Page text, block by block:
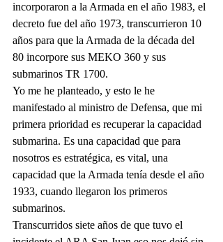
incorporaron a la Armada en el año 1983, el
decreto fue del año 1973, transcurrieron 10
años para que la Armada de la década del
80 incorpore sus MEKO 360 y sus
submarinos TR 1700.
Yo me he planteado, y esto le he
manifestado al ministro de Defensa, que mi
primera prioridad es recuperar la capacidad
submarina. Es una capacidad que para
nosotros es estratégica, es vital, una
capacidad que la Armada tenía desde el año
1933, cuando llegaron los primeros
submarinos.
Transcurridos siete años de que tuvo el